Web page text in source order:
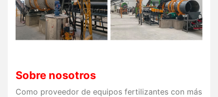
Sobre nosotros
Como proveedor de equipos fertilizantes con más